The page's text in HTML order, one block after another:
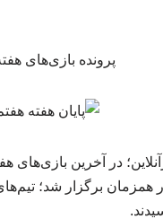
پرونده بازی‌های
برگزار شد؛